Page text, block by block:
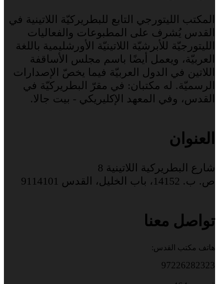
المكتب الليتورجي التابع للبطريركيّة اللاتينية في
القدس يُشرف على المطبوعات والفعاليات
الليتورجيّة للأبرشيّة اللاتينيّة الأورشليمية باللغة
العربيّة، ويعمل أيضًا باسم مجلس الأساقفة
اللاتين في الدول العربيّة فيما يخصّ الإصدارات
الرسميّة. له مكتبان: في مقرّ البطريركيّة في
القدس، وفي المعهد الإكليريكي - بيت جالا.
العنوان
شارع البطريركية اللاتينية 8
ص. ب. 14152، باب الخليل، القدس 9114101
تواصل معنا
هاتف مكتب القدس:
97226282323